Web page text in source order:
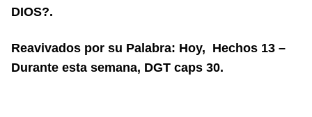
DIOS?.
Reavivados por su Palabra: Hoy, Hechos 13 –
Durante esta semana, DGT caps 30.